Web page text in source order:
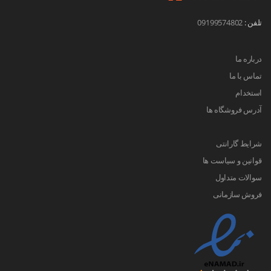
تلفن : 09199574802
درباره ما
تماس با ما
استخدام
آدرس فروشگاه ها
شرایط گارانتی
قوانین و سیاست ها
سوالات متداول
فروش سازمانی